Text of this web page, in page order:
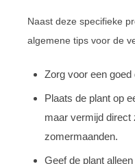
Naast deze specifieke
algemene tips voor de
Zorg voor een goed
Plaats de plant op
maar vermijd direct
zomermaanden.
Geef de plant